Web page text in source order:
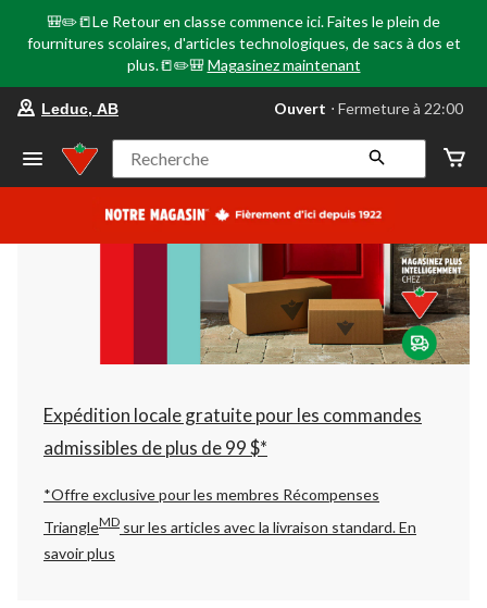
🎒✏️📒Le Retour en classe commence ici. Faites le plein de
fournitures scolaires, d'articles technologiques, de sacs à dos et
plus.📒✏️🎒 Magasinez maintenant
votre
préféré
Leduc,
AB,
courament
Fermeture
à
22:00
cliquer
pour
changer
Leduc, AB Ouvert ⋅ Fermeture à 22:00
Recherche
Expédition locale gratuite pour les commandes
admissibles de plus de 99 $*
*Offre exclusive pour les membres Récompenses
TriangleMD sur les articles avec la livraison standard.En
savoir plus